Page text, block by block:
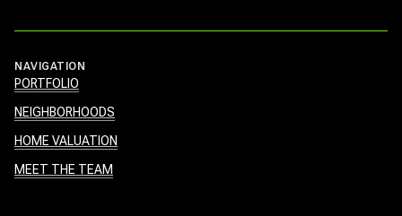
NAVIGATION
PORTFOLIO
NEIGHBORHOODS
HOME VALUATION
MEET THE TEAM